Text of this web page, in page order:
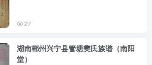
27
湖南郴州兴宁县管塘樊氏族谱（南阳
堂）